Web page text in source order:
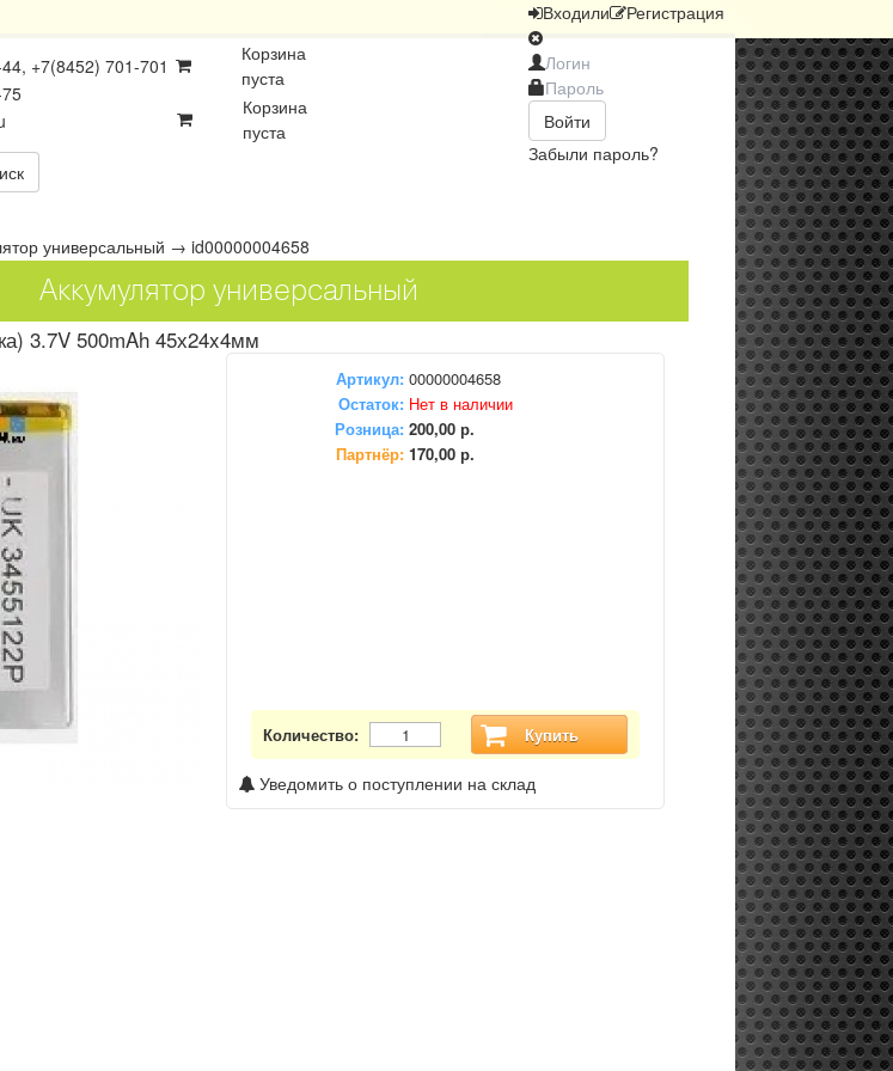
Входили Регистрация
Войти
Забыли пароль?
+7(8452) 701-701
Корзина
пуста
Корзина
пуста
универсальный → id00000004658
Аккумулятор универсальный
3.7V 500mAh 45х24x4мм
Артикул: 00000004658
Остаток: Нет в наличии
Розница: 200,00 р.
Партнёр: 170,00 р.
Количество: Купить
Уведомить о поступлении на склад